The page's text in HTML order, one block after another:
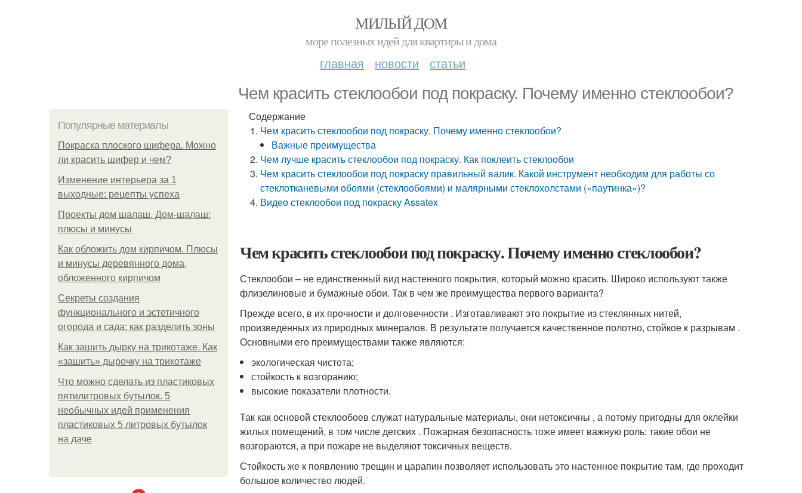
МИЛЫЙ ДОМ
море полезных идей для квартиры и дома
главная новости статьи
Чем красить стеклообои под покраску. Почему именно стеклообои?
Популярные материалы
Покраска плоского шифера. Можно
ли красить шифер и чем?
Изменение интерьера за 1
выходные: рецепты успеха
Проекты дом шалаш. Дом-шалаш:
плюсы и минусы
Как обложить дом кирпичом. Плюсы
и минусы деревянного дома,
обложенного кирпичом
Секреты создания
функционального и эстетичного
огорода и сада: как разделить зоны
Как зашить дырку на трикотаже. Как
«зашить» дырочку на трикотаже
Что можно сделать из пластиковых
пятилитровых бутылок. 5
необычных идей применения
пластиковых 5 литровых бутылок
на даче
Содержание
Чем красить стеклообои под покраску. Почему именно стеклообои?
Важные преимущества
Чем лучше красить стеклообои под покраску. Как поклеить стеклообои
Чем красить стеклообои под покраску правильный валик. Какой инструмент необходим для работы со
стеклотканевыми обоями (стеклообоями) и малярными стеклохолстами («паутинка»)?
Видео стеклообои под покраску Assatex
Чем красить стеклообои под покраску. Почему именно стеклообои?
Стеклообои – не единственный вид настенного покрытия, который можно красить. Широко используют также
флизелиновые и бумажные обои. Так в чем же преимущества первого варианта?
Прежде всего, в их прочности и долговечности . Изготавливают это покрытие из стеклянных нитей,
произведенных из природных минералов. В результате получается качественное полотно, стойкое к разрывам .
Основными его преимуществами также являются:
экологическая чистота;
стойкость к возгоранию;
высокие показатели плотности.
Так как основой стеклообоев служат натуральные материалы, они нетоксичны , а потому пригодны для оклейки
жилых помещений, в том числе детских . Пожарная безопасность тоже имеет важную роль: такие обои не
возгораются, а при пожаре не выделяют токсичных веществ.
Стойкость же к появлению трещин и царапин позволяет использовать это настенное покрытие там, где проходит
большое количество людей.